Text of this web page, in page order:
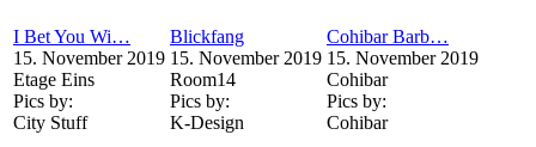
I Bet You Wi…
15. November 2019
Etage Eins
Pics by:
City Stuff
Blickfang
15. November 2019
Room14
Pics by:
K-Design
Cohibar Barb…
15. November 2019
Cohibar
Pics by:
Cohibar